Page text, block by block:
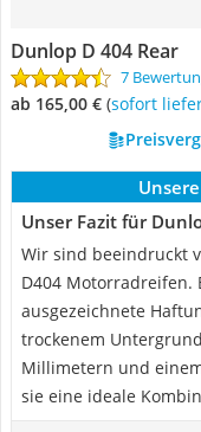
Dunlop D 404 Rear
7
ab 165,00 € ( Sofort
Unser Fazit für
Wir sind beeindruckt
D404 Motorradreifen.
ausgezeichnete
trockenem
Millimetern und
sie eine ideale